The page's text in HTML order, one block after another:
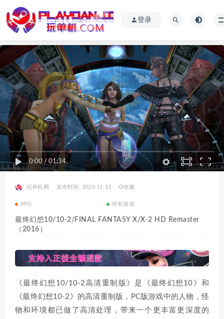
登录
0:00 / 01:34
玩单机网 发布时间: 2020-11-13 收藏
RPG 所有游戏
最终幻想10/10-2/FINAL FANTASY X/X-2 HD Remaster
（2016）
《最终幻想10/10-2高清重制版》是《最终幻想10》和
《最终幻想10-2》的高清重制版，PC版游戏中的人物，怪
物和环境都已做了高清处理，带来一个更丰富更深度的